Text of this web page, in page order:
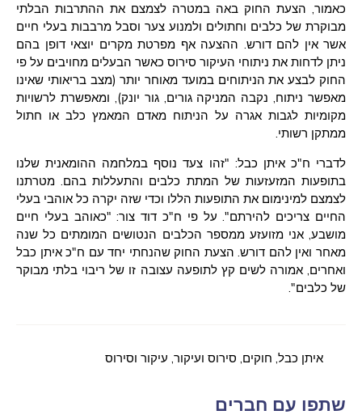
כאמור, הצעת החוק באה במטרה לצמצם את ההתרבות הבלתי
מבוקרת של כלבים וחתולים ולמנוע צער וסבל מרבבות בעלי חיים
אשר אין להם דורש. ההצעה אף מפרטת מקרים יוצאי דופן בהם
ניתן לדחות את ניתוחי העיקור סירוס כאשר הבעלים מחויבים על פי
החוק לבצע את הניתוחים במועד מאוחר יותר (מצב בריאותי שאינו
מאפשר ניתוח, נקבה המניקה גורים, גור יונק), ומאפשרת לרשויות
מקומיות לגבות אגרה על הניתוח מאדם המאמץ כלב או חתול
ממתקן רשותי.
לדברי ח"כ איתן כבל: "זהו צעד נוסף במלחמה ההומאנית שלנו
בתופעות המזעזעות של המתת כלבים והתעללות בהם. מטרתנו
לצמצם למינימום את התופעות הללו וכדי שזה יקרה כל אוהבי בעלי
החיים צריכים להירתם". על פי ח"כ דוד צור: "כאוהב בעלי חיים
מושבע, אני מזועזע ממספר הכלבים הנטושים המומתים כל שנה
מאחר ואין להם דורש. הצעת החוק שהנחתי יחד עם ח"כ איתן כבל
ואחרים, אמורה לשים קץ לתופעה עצובה זו של ריבוי בלתי מבוקר
של כלבים".
איתן כבל, חוקים, סירוס ועיקור, עיקור וסירוס
שתפו עם חברים